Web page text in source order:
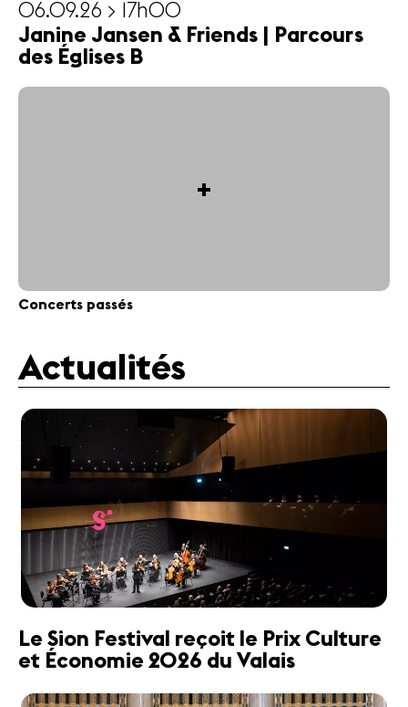
06.09.26 > 17h00
Janine Jansen & Friends | Parcours
des Églises B
+
Concerts passés
Actualités
Le Sion Festival reçoit le Prix Culture
et Économie 2026 du Valais